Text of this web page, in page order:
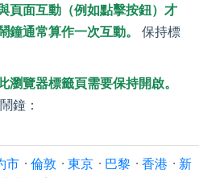
頁面互動（例如點擊按鈕）才
通常算作一次互動。
保持標
覽器標籤頁需要保持開啟。
鐘：
市 · 倫敦 · 東京 · 巴黎 · 香港 · 新